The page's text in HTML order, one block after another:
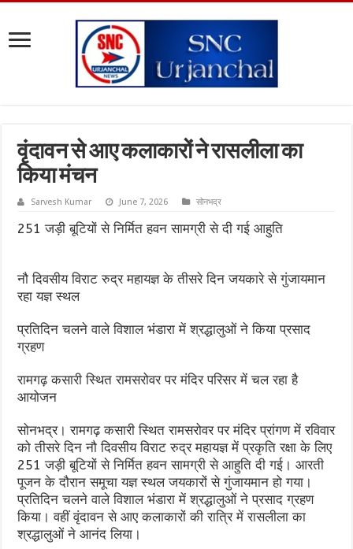
वृंदावन से आए कलाकारों ने रासलीला का
किया मंचन
Sarvesh Kumar June 7, 2026 सोनभद्र
251 जड़ी बूटियों से निर्मित हवन सामग्री से दी गई आहुति
नौ दिवसीय विराट रुद्र महायज्ञ के तीसरे दिन जयकारे से गुंजायमान
रहा यज्ञ स्थल
प्रतिदिन चलने वाले विशाल भंडारा में श्रद्धालुओं ने किया प्रसाद
ग्रहण
रामगढ़ कसारी स्थित रामसरोवर पर मंदिर परिसर में चल रहा है
आयोजन
सोनभद्र। रामगढ़ कसारी स्थित रामसरोवर पर मंदिर प्रांगण में रविवार
को तीसरे दिन नौ दिवसीय विराट रुद्र महायज्ञ में प्रकृति रक्षा के लिए
251 जड़ी बूटियों से निर्मित हवन सामग्री से आहुति दी गई। आरती
पूजन के दौरान समूचा यज्ञ स्थल जयकारों से गुंजायमान हो गया।
प्रतिदिन चलने वाले विशाल भंडारा में श्रद्धालुओं ने प्रसाद ग्रहण
किया। वहीं वृंदावन से आए कलाकारों की रात्रि में रासलीला का
श्रद्धालुओं ने आनंद लिया।